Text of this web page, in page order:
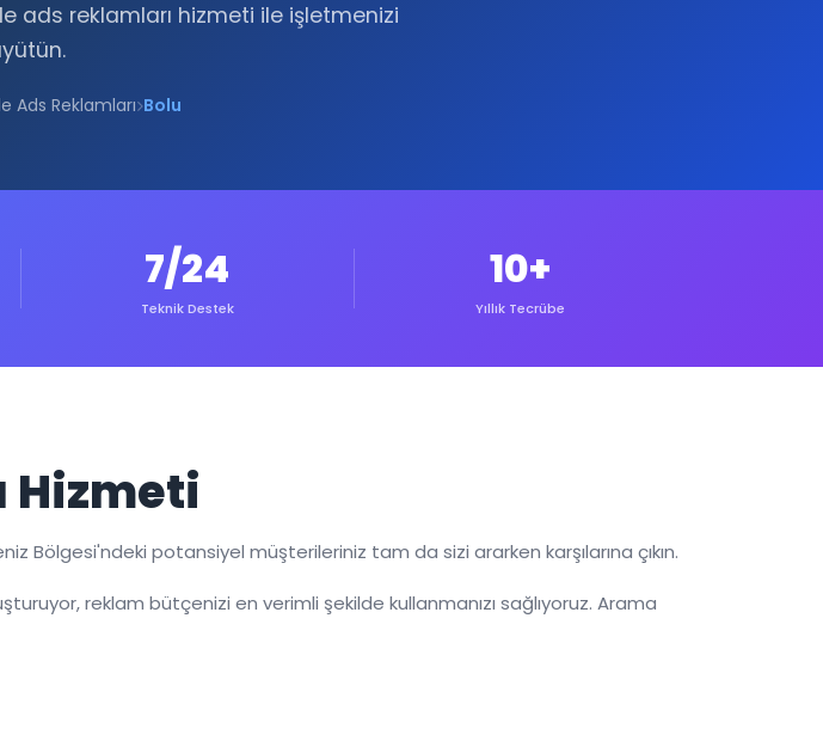
ads reklamları hizmeti ile işletmenizi
Ads Reklamları Bolu
7/24
Teknik Destek
10+
Yıllık Tecrübe
Hizmeti
Bölgesi'ndeki potansiyel müşterileriniz tam da sizi ararken karşılarına çıkın.
reklam bütçenizi en verimli şekilde kullanmanızı sağlıyoruz. Arama